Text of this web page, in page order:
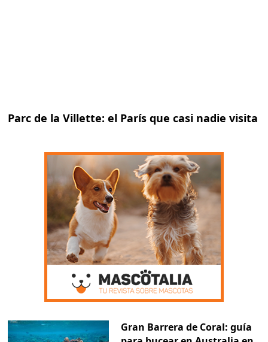
Parc de la Villette: el París que casi nadie visita
Gran Barrera de Coral: guía